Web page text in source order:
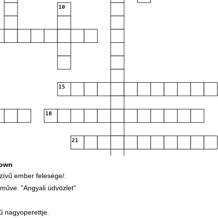
10
15
18
21
27
ember felesége/.
"Angyali üdvözlet"
nagyoperettje.